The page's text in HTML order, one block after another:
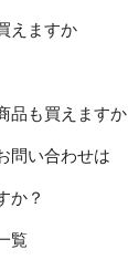
えますか
品も買えますか
問い合わせは
か？
覧